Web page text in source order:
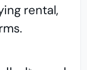
rental,